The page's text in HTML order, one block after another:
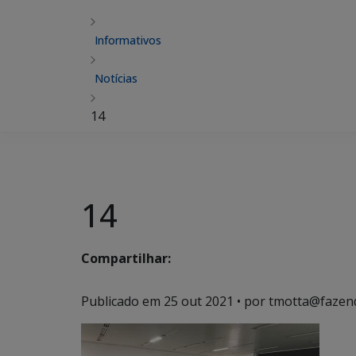
Informativos
Notícias
14
14
Compartilhar:
Publicado em 25 out 2021 • por